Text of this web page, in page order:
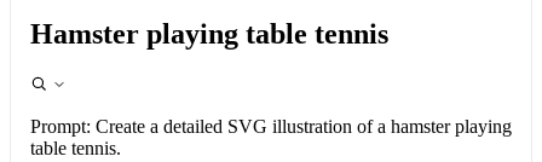
Hamster playing table tennis
Prompt: Create a detailed SVG illustration of a hamster playing
table tennis.